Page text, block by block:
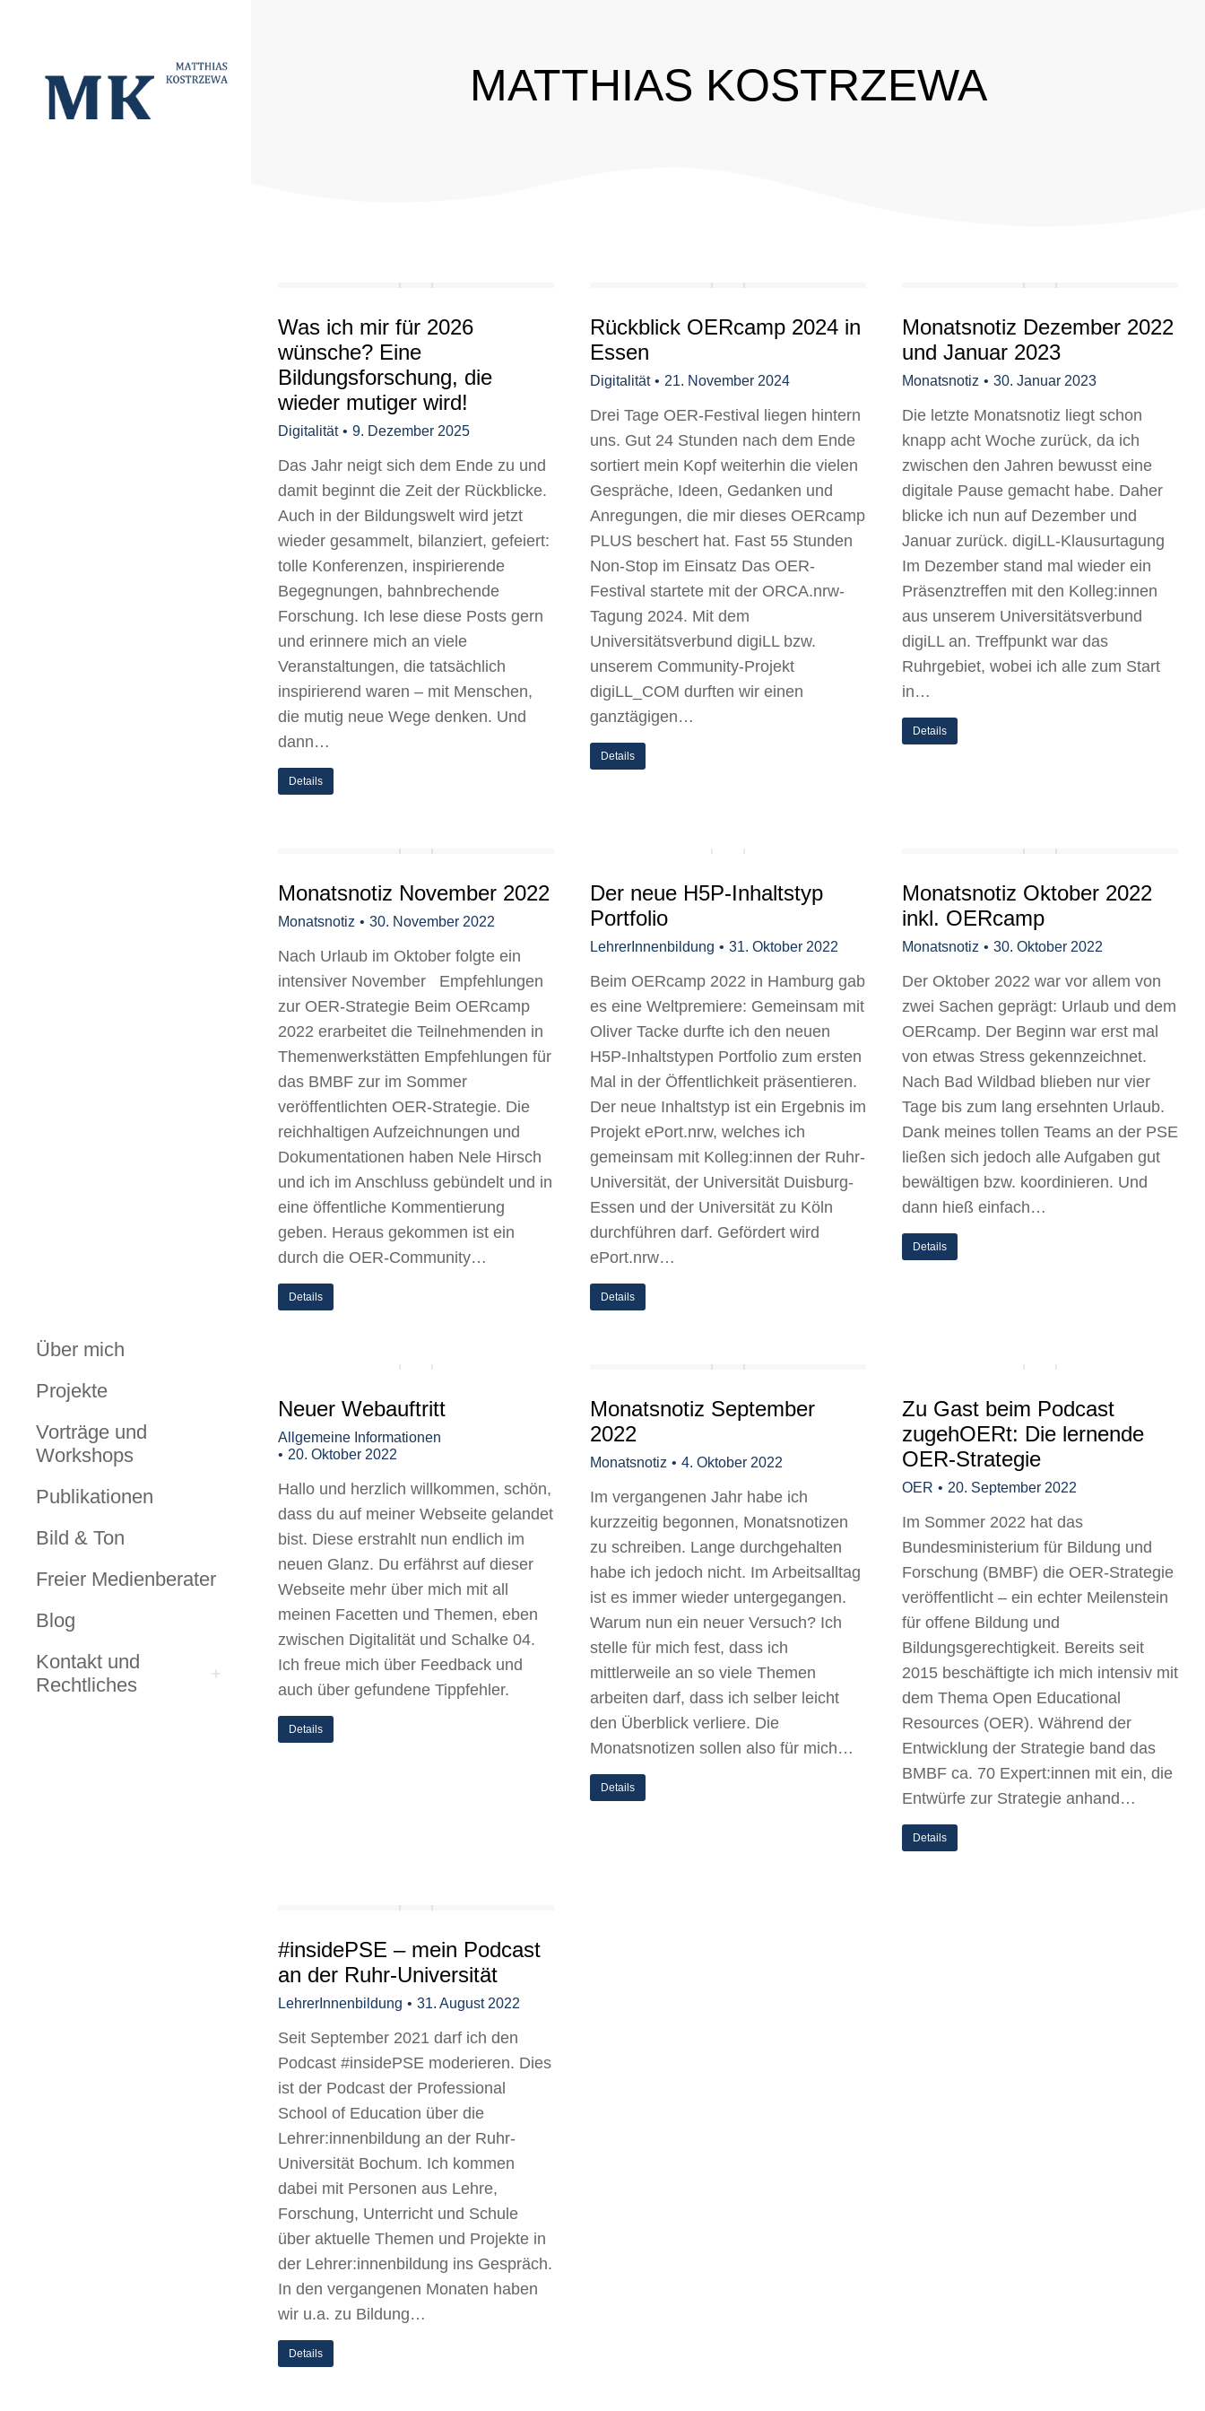
Über mich
Projekte
Vorträge und
Workshops
Publikationen
Bild & Ton
Freier Medienberater
Blog
Kontakt und
Rechtliches
MATTHIAS KOSTRZEWA
Was ich mir für 2026
wünsche? Eine
Bildungsforschung, die
wieder mutiger wird!
Digitalität 9. Dezember 2025
Das Jahr neigt sich dem Ende zu und
damit beginnt die Zeit der Rückblicke.
Auch in der Bildungswelt wird jetzt
wieder gesammelt, bilanziert, gefeiert:
tolle Konferenzen, inspirierende
Begegnungen, bahnbrechende
Forschung. Ich lese diese Posts gern
und erinnere mich an viele
Veranstaltungen, die tatsächlich
inspirierend waren – mit Menschen,
die mutig neue Wege denken. Und
dann…
Details
Rückblick OERcamp 2024 in
Essen
Digitalität 21. November 2024
Drei Tage OER-Festival liegen hintern
uns. Gut 24 Stunden nach dem Ende
sortiert mein Kopf weiterhin die vielen
Gespräche, Ideen, Gedanken und
Anregungen, die mir dieses OERcamp
PLUS beschert hat. Fast 55 Stunden
Non-Stop im Einsatz Das OER-
Festival startete mit der ORCA.nrw-
Tagung 2024. Mit dem
Universitätsverbund digiLL bzw.
unserem Community-Projekt
digiLL_COM durften wir einen
ganztägigen…
Details
Monatsnotiz Dezember 2022
und Januar 2023
Monatsnotiz 30. Januar 2023
Die letzte Monatsnotiz liegt schon
knapp acht Woche zurück, da ich
zwischen den Jahren bewusst eine
digitale Pause gemacht habe. Daher
blicke ich nun auf Dezember und
Januar zurück. digiLL-Klausurtagung
Im Dezember stand mal wieder ein
Präsenztreffen mit den Kolleg:innen
aus unserem Universitätsverbund
digiLL an. Treffpunkt war das
Ruhrgebiet, wobei ich alle zum Start
in…
Details
Monatsnotiz November 2022
Monatsnotiz 30. November 2022
Nach Urlaub im Oktober folgte ein
intensiver November Empfehlungen
zur OER-Strategie Beim OERcamp
2022 erarbeitet die Teilnehmenden in
Themenwerkstätten Empfehlungen für
das BMBF zur im Sommer
veröffentlichten OER-Strategie. Die
reichhaltigen Aufzeichnungen und
Dokumentationen haben Nele Hirsch
und ich im Anschluss gebündelt und in
eine öffentliche Kommentierung
geben. Heraus gekommen ist ein
durch die OER-Community…
Details
Der neue H5P-Inhaltstyp
Portfolio
LehrerInnenbildung 31. Oktober 2022
Beim OERcamp 2022 in Hamburg gab
es eine Weltpremiere: Gemeinsam mit
Oliver Tacke durfte ich den neuen
H5P-Inhaltstypen Portfolio zum ersten
Mal in der Öffentlichkeit präsentieren.
Der neue Inhaltstyp ist ein Ergebnis im
Projekt ePort.nrw, welches ich
gemeinsam mit Kolleg:innen der Ruhr-
Universität, der Universität Duisburg-
Essen und der Universität zu Köln
durchführen darf. Gefördert wird
ePort.nrw…
Details
Monatsnotiz Oktober 2022
inkl. OERcamp
Monatsnotiz 30. Oktober 2022
Der Oktober 2022 war vor allem von
zwei Sachen geprägt: Urlaub und dem
OERcamp. Der Beginn war erst mal
von etwas Stress gekennzeichnet.
Nach Bad Wildbad blieben nur vier
Tage bis zum lang ersehnten Urlaub.
Dank meines tollen Teams an der PSE
ließen sich jedoch alle Aufgaben gut
bewältigen bzw. koordinieren. Und
dann hieß einfach…
Details
Neuer Webauftritt
Allgemeine Informationen
20. Oktober 2022
Hallo und herzlich willkommen, schön,
dass du auf meiner Webseite gelandet
bist. Diese erstrahlt nun endlich im
neuen Glanz. Du erfährst auf dieser
Webseite mehr über mich mit all
meinen Facetten und Themen, eben
zwischen Digitalität und Schalke 04.
Ich freue mich über Feedback und
auch über gefundene Tippfehler.
Details
Monatsnotiz September
2022
Monatsnotiz 4. Oktober 2022
Im vergangenen Jahr habe ich
kurzzeitig begonnen, Monatsnotizen
zu schreiben. Lange durchgehalten
habe ich jedoch nicht. Im Arbeitsalltag
ist es immer wieder untergegangen.
Warum nun ein neuer Versuch? Ich
stelle für mich fest, dass ich
mittlerweile an so viele Themen
arbeiten darf, dass ich selber leicht
den Überblick verliere. Die
Monatsnotizen sollen also für mich…
Details
Zu Gast beim Podcast
zugehOERt: Die lernende
OER-Strategie
OER 20. September 2022
Im Sommer 2022 hat das
Bundesministerium für Bildung und
Forschung (BMBF) die OER-Strategie
veröffentlicht – ein echter Meilenstein
für offene Bildung und
Bildungsgerechtigkeit. Bereits seit
2015 beschäftigte ich mich intensiv mit
dem Thema Open Educational
Resources (OER). Während der
Entwicklung der Strategie band das
BMBF ca. 70 Expert:innen mit ein, die
Entwürfe zur Strategie anhand…
Details
#insidePSE – mein Podcast
an der Ruhr-Universität
LehrerInnenbildung 31. August 2022
Seit September 2021 darf ich den
Podcast #insidePSE moderieren. Dies
ist der Podcast der Professional
School of Education über die
Lehrer:innenbildung an der Ruhr-
Universität Bochum. Ich kommen
dabei mit Personen aus Lehre,
Forschung, Unterricht und Schule
über aktuelle Themen und Projekte in
der Lehrer:innenbildung ins Gespräch.
In den vergangenen Monaten haben
wir u.a. zu Bildung…
Details